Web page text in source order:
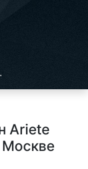
Ariete
Москве